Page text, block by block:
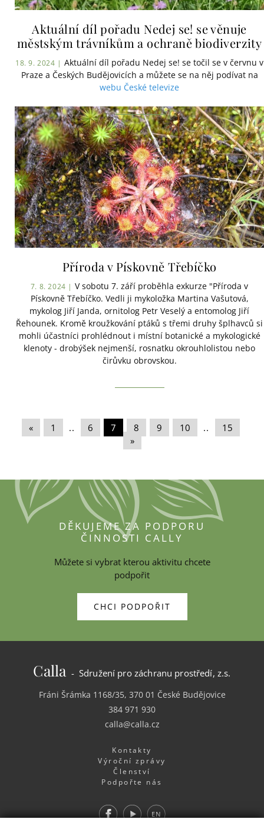
Aktuální díl pořadu Nedej se! se věnuje
městským trávníkům a ochraně biodiverzity
18. 9. 2024 | Aktuální díl pořadu Nedej se! se točil se v červnu v
Praze a Českých Budějovicích a můžete se na něj podívat na
webu České televize
Příroda v Pískovně Třebíčko
7. 8. 2024 | V sobotu 7. září proběhla exkurze "Příroda v
Pískovně Třebíčko. Vedli ji mykoložka Martina Vašutová,
mykolog Jiří Janda, ornitolog Petr Veselý a entomolog Jiří
Řehounek. Kromě kroužkování ptáků s třemi druhy šplhavců si
mohli účastníci prohlédnout i místní botanické a mykologické
klenoty - drobýšek nejmenší, rosnatku okrouhlolistou nebo
čirůvku obrovskou.
« 1 .. 6 7 8 9 10 .. 15
»
DĚKUJEME ZA PODPORU
ČINNOSTI CALLY
Můžete si vybrat kterou aktivitu chcete
podpořit
CHCI PODPOŘIT
Calla - Sdružení pro záchranu prostředí, z.s.
Fráni Šrámka 1168/35, 370 01 České Budějovice
384 971 930
calla@calla.cz
Kontakty
Výroční zprávy
Členství
Podpořte nás
FacebookYoutube EN